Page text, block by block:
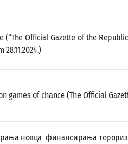
(“The Official Gazette of the
28.11.2024.)
games of chance (The Official
новца финансирања